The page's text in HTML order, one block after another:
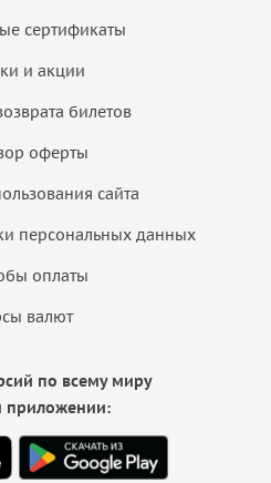
сертификаты
и акции
билетов
оферты
сайта
персональных данных
оплаты
валют
по всему миру
приложении: